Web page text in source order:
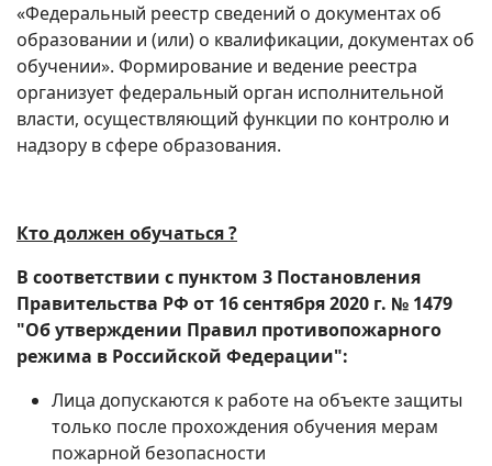
«Федеральный реестр сведений о документах об
образовании и (или) о квалификации, документах об
обучении». Формирование и ведение реестра
организует федеральный орган исполнительной
власти, осуществляющий функции по контролю и
надзору в сфере образования.
Кто должен обучаться ?
В соответствии с пунктом 3 Постановления
Правительства РФ от 16 сентября 2020 г. № 1479
"Об утверждении Правил противопожарного
режима в Российской Федерации":
Лица допускаются к работе на объекте защиты
только после прохождения обучения мерам
пожарной безопасности